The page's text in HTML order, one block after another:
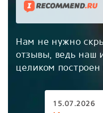
Нам не нужно
отзывы, ведь наш
целиком
15.07.2026